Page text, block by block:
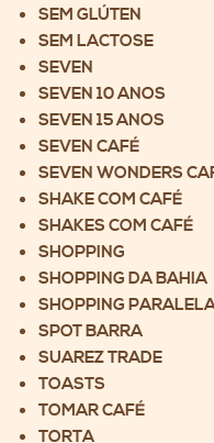
SEM GLÚTEN
SEM LACTOSE
SEVEN
SEVEN 10 ANOS
SEVEN 15 ANOS
SEVEN CAFÉ
SEVEN WONDERS
SHAKE COM CAFÉ
SHAKES COM CAFÉ
SHOPPING
SHOPPING DA BAHIA
SHOPPING
SPOT BARRA
SUAREZ TRADE
TOASTS
TOMAR CAFÉ
TORTA